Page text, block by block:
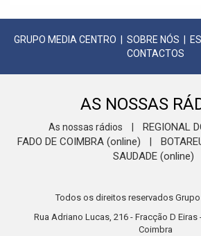
GRUPO MEDIA CENTRO SOBRE NÓS
CONTACTOS
AS NOSSAS
As nossas rádios REGIONAL
FADO DE COIMBRA (online)
SAUDADE (online)
Todos os direitos reservados
Rua Adriano Lucas, 216 - Fracção D Eiras
Coimbra